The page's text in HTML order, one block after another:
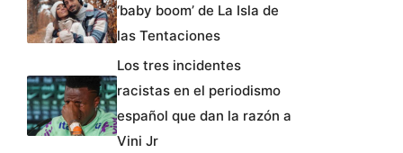
‘baby boom’ de La Isla de
las Tentaciones
Los tres incidentes
racistas en el periodismo
español que dan la razón a
Vini Jr